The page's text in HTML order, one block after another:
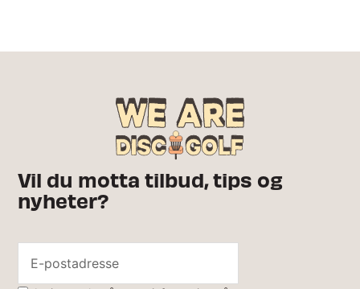
Vil du motta tilbud, tips og
nyheter?